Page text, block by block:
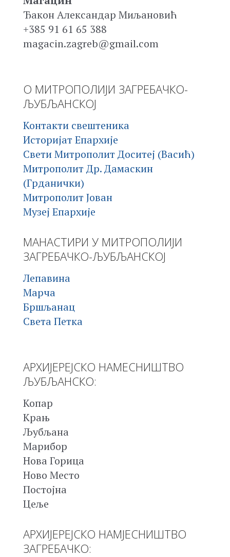
Ђакон Александар Миљановић
+385 91 61 65 388
magacin.zagreb@gmail.com
О МИТРОПОЛИЈИ ЗАГРЕБАЧКО-
ЉУБЉАНСКОЈ
Контакти свештеника
Историјат Епархије
Свети Митрополит Доситеј (Васић)
Митрополит Др. Дамаскин
(Грданички)
Митрополит Јован
Музеј Епархије
МАНАСТИРИ У МИТРОПОЛИЈИ
ЗАГРЕБАЧКО-ЉУБЉАНСКОЈ
Лепавина
Марча
Бршљанац
Света Петка
АРХИЈЕРЕЈСКО НАМЕСНИШТВО
ЉУБЉАНСКО:
Копар
Крањ
Љубљана
Марибор
Нова Горица
Ново Место
Постојна
Цеље
АРХИЈЕРЕЈСКО НАМЈЕСНИШТВО
ЗАГРЕБАЧКО: